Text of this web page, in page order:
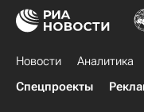
Новости Аналитика
Спецпроекты